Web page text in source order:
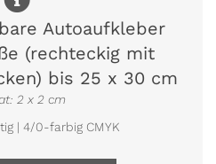
Autoaufkleber
(rechteckig mit
bis 25 x 30 cm
2 x 2 cm
| 4/0-farbig CMYK